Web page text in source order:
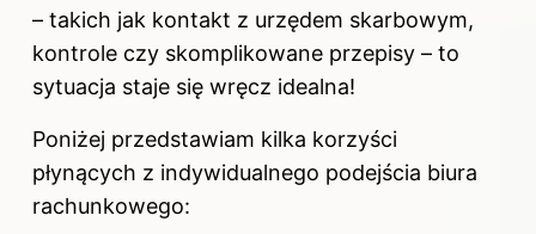
– takich jak kontakt z urzędem skarbowym,
kontrole czy skomplikowane przepisy – to
sytuacja staje się wręcz idealna!
Poniżej przedstawiam kilka korzyści
płynących z indywidualnego podejścia biura
rachunkowego: